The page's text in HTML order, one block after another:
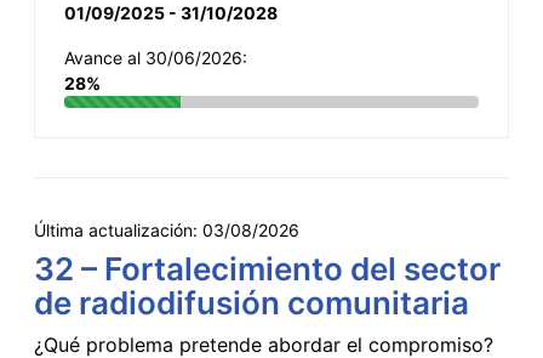
01/09/2025 - 31/10/2028
Avance al 30/06/2026:
28%
Última actualización: 03/08/2026
32 – Fortalecimiento del sector
de radiodifusión comunitaria
¿Qué problema pretende abordar el compromiso?